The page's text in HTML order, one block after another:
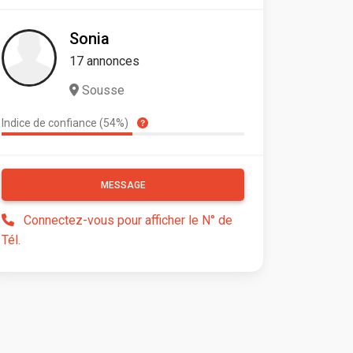
Sonia
17 annonces
Sousse
Indice de confiance (54%)
MESSAGE
Connectez-vous pour afficher le N° de
Tél.